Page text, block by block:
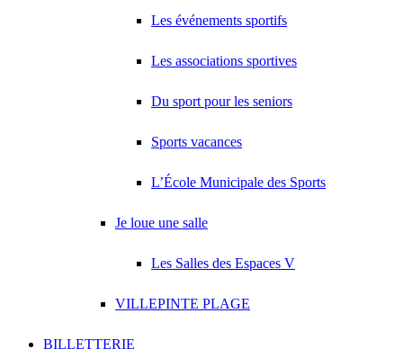
Les événements sportifs
Les associations sportives
Du sport pour les seniors
Sports vacances
L’École Municipale des Sports
Je loue une salle
Les Salles des Espaces V
VILLEPINTE PLAGE
BILLETTERIE